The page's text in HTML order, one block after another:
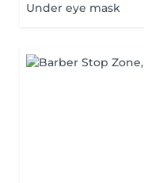
Under eye mask